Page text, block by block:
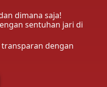
dimana saja!
sentuhan jari di
transparan dengan